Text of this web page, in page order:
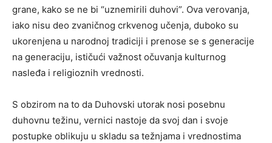
grane, kako se ne bi “uznemirili duhovi”. Ova verovanja,
iako nisu deo zvaničnog crkvenog učenja, duboko su
ukorenjena u narodnoj tradiciji i prenose se s generacije
na generaciju, ističući važnost očuvanja kulturnog
nasleđa i religioznih vrednosti.
S obzirom na to da Duhovski utorak nosi posebnu
duhovnu težinu, vernici nastoje da svoj dan i svoje
postupke oblikuju u skladu sa težnjama i vrednostima